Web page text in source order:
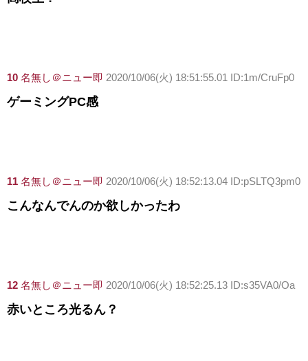
10 名無し＠ニュー即 2020/10/06(火) 18:51:55.01 ID:1m/CruFp0
ゲーミングPC感
11 名無し＠ニュー即 2020/10/06(火) 18:52:13.04 ID:pSLTQ3pm0
こんなんでんのか欲しかったわ
12 名無し＠ニュー即 2020/10/06(火) 18:52:25.13 ID:s35VA0/Oa
赤いところ光るん？